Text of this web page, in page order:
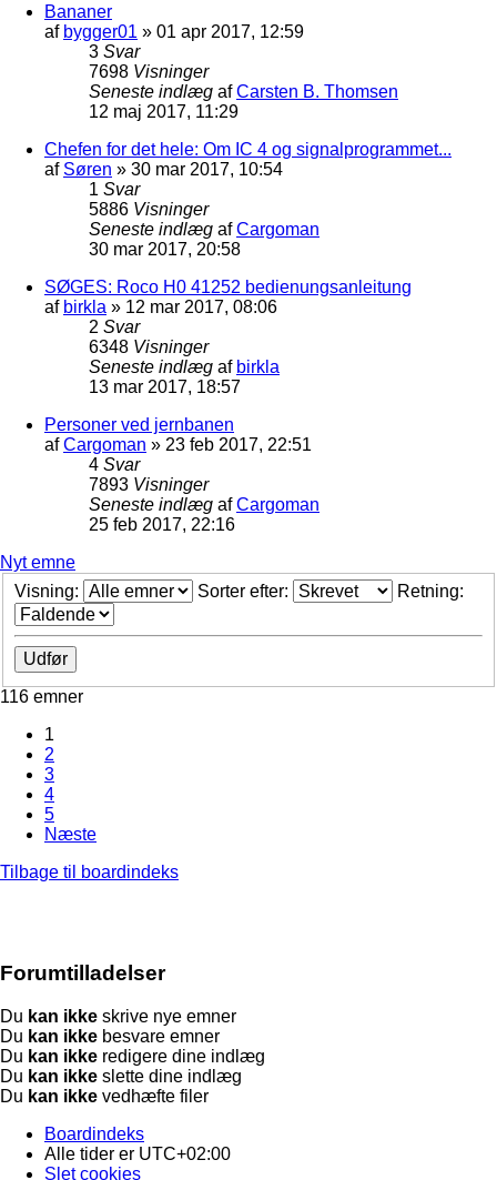
Bananer
af bygger01 » 01 apr 2017, 12:59
3 Svar
7698 Visninger
Seneste indlæg afCarsten B. Thomsen
12 maj 2017, 11:29
Chefen for det hele: Om IC 4 og signalprogrammet...
af Søren » 30 mar 2017, 10:54
1 Svar
5886 Visninger
Seneste indlæg afCargoman
30 mar 2017, 20:58
SØGES: Roco H0 41252 bedienungsanleitung
af birkla » 12 mar 2017, 08:06
2 Svar
6348 Visninger
Seneste indlæg af birkla
13 mar 2017, 18:57
Personer ved jernbanen
afCargoman » 23 feb 2017, 22:51
4 Svar
7893 Visninger
Seneste indlæg afCargoman
25 feb 2017, 22:16
Nyt emne
Visning:
Sorter efter: Retning:
116 emner
1
2
3
4
5
Næste
Tilbage til boardindeks
Forumtilladelser
Du kan ikke skrive nye emner
Du kan ikke besvare emner
Du kan ikke redigere dine indlæg
Du kan ikke slette dine indlæg
Du kan ikke vedhæfte filer
Boardindeks
Alle tider er UTC+02:00
Slet cookies